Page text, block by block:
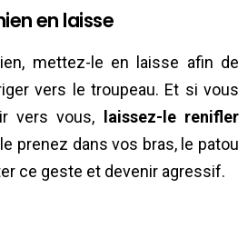
en laisse
mettez-le en laisse afin de
vers le troupeau. Et si vous
vers vous,
laissez-le renifler
prenez dans vos bras, le patou
ce geste et devenir agressif.